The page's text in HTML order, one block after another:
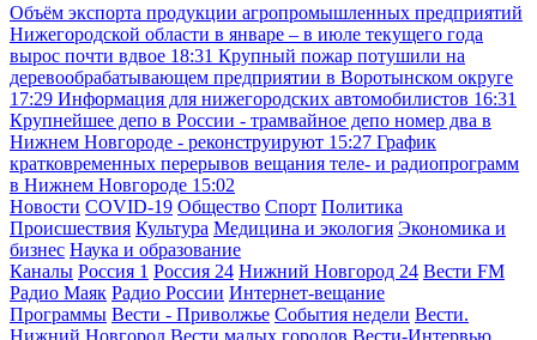
Объём экспорта продукции агропромышленных предприятий
Нижегородской области в январе – в июле текущего года
вырос почти вдвое 18:31 Крупный пожар потушили на
деревообрабатывающем предприятии в Воротынском округе
17:29 Информация для нижегородских автомобилистов 16:31
Крупнейшее депо в России - трамвайное депо номер два в
Нижнем Новгороде - реконструируют 15:27 График
кратковременных перерывов вещания теле- и радиопрограмм
в Нижнем Новгороде 15:02
Новости COVID-19 Общество Спорт Политика
Происшествия Культура Медицина и экология Экономика и
бизнес Наука и образование
Каналы Россия 1 Россия 24 Нижний Новгород 24 Вести FM
Радио Маяк Радио России Интернет-вещание
Программы Вести - Приволжье События недели Вести.
Нижний Новгород Вести малых городов Вести-Интервью